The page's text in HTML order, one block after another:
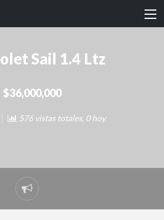
Sail 1.4 Ltz
$36,000,000
576 vistas totales, 0 hoy
Reportar
problema